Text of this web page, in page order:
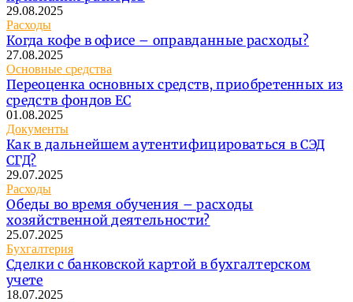
29.08.2025
Расходы
Когда кофе в офисе – оправданные расходы?
27.08.2025
Основные средства
Переоценка основных средств, приобретенных из
средств фондов ЕС
01.08.2025
Документы
Как в дальнейшем аутентифицироваться в СЭД
СГД?
29.07.2025
Расходы
Обеды во время обучения – расходы
хозяйственной деятельности?
25.07.2025
Бухгалтерия
Сделки с банковской картой в бухгалтерском
учете
18.07.2025